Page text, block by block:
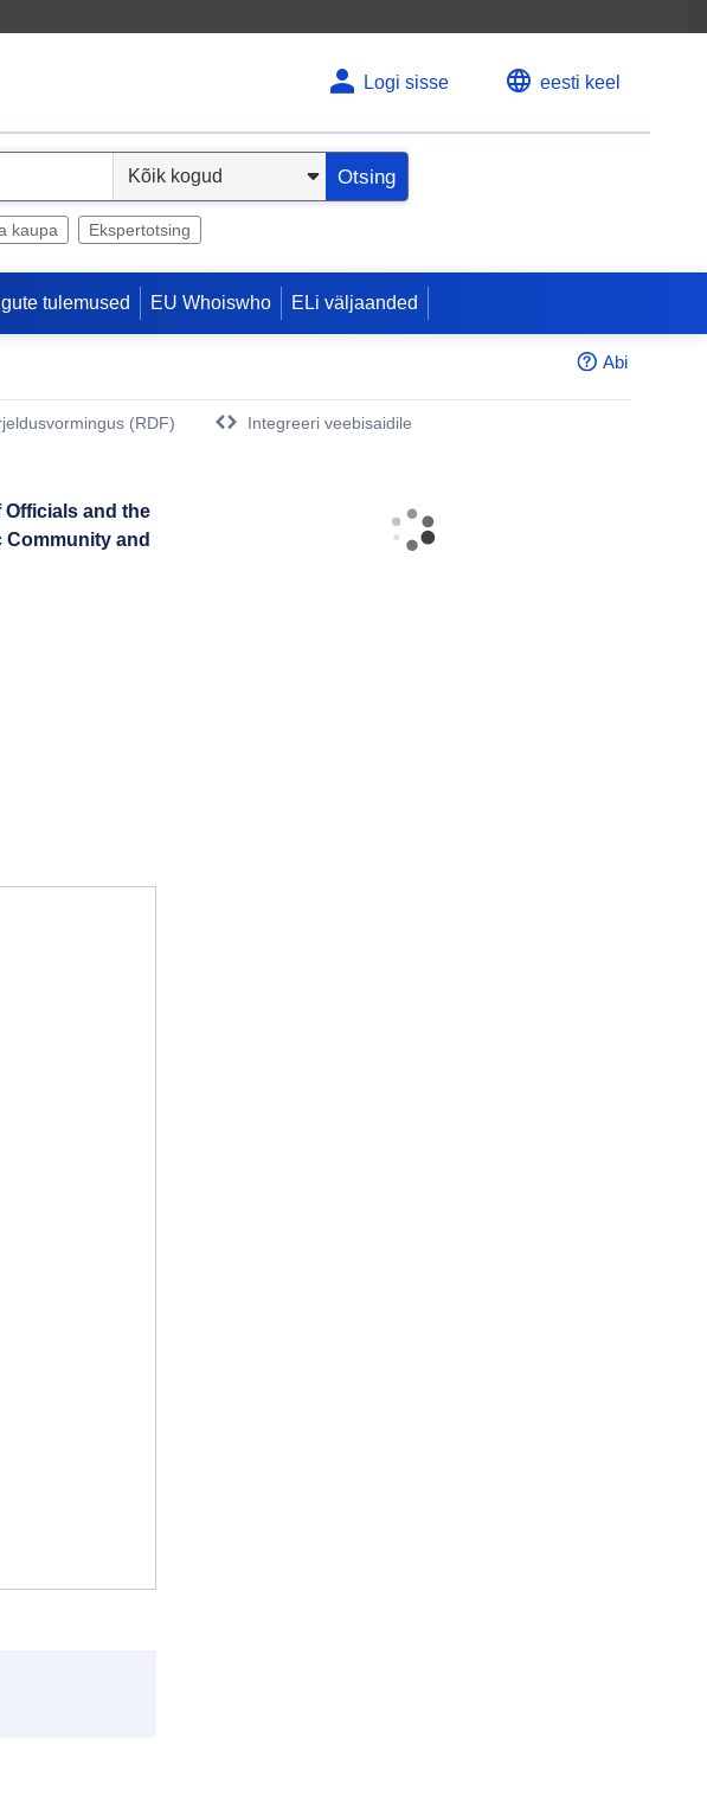
Logi sisse eesti keel
Otsing
kaupa Ekspertotsing
tulemused EU Whoiswho ELi väljaanded
Abi
(RDF)
Integreeri veebisaidile
Officials and the
and